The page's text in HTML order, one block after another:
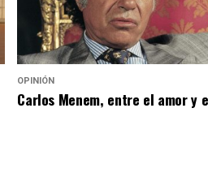
OPINIÓN
Carlos Menem, entre el amor y